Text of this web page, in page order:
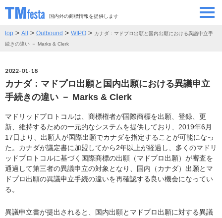
国内外の商標情報を提供します
SEMINAR/EVENT
CONTRIBUTORS 情報提供者
CONTACT お問い合わせ
top > All > Outbound > WIPO > カナダ：マドプロ出願と国内出願における異議申立手
続きの違い － Marks & Clerk
2022-01-18
カナダ：マドプロ出願と国内出願における異議申立
手続きの違い － Marks & Clerk
マドリッドプロトコルは、商標権者が国際商標を出願、登録、更
新、維持するための一元的なシステムを提供しており、2019年6月
17日より、出願人が国際出願でカナダを指定することが可能になっ
た。カナダが議定書に加盟してから2年以上が経過し、多くのマドリ
ッドプロトコルに基づく国際商標の出願（マドプロ出願）が審査を
通過して第三者の異議申立の対象となり、国内（カナダ）出願とマ
ドプロ出願の異議申立手続の違いを再確認する良い機会になってい
る。
異議申立書が提出されると、国内出願とマドプロ出願に対する異議